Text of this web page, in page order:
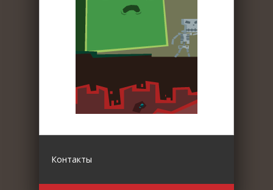
Контакты